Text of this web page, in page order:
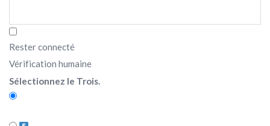
Rester connecté
Vérification humaine
Sélectionnez le Trois.